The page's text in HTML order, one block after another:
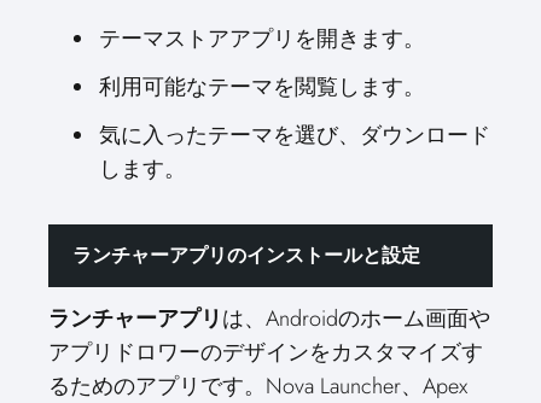
テーマストアアプリを開きます。
利用可能なテーマを閲覧します。
気に入ったテーマを選び、ダウンロード
します。
ランチャーアプリのインストールと設定
ランチャーアプリは、Androidのホーム画面や
アプリドロワーのデザインをカスタマイズす
るためのアプリです。Nova Launcher、Apex